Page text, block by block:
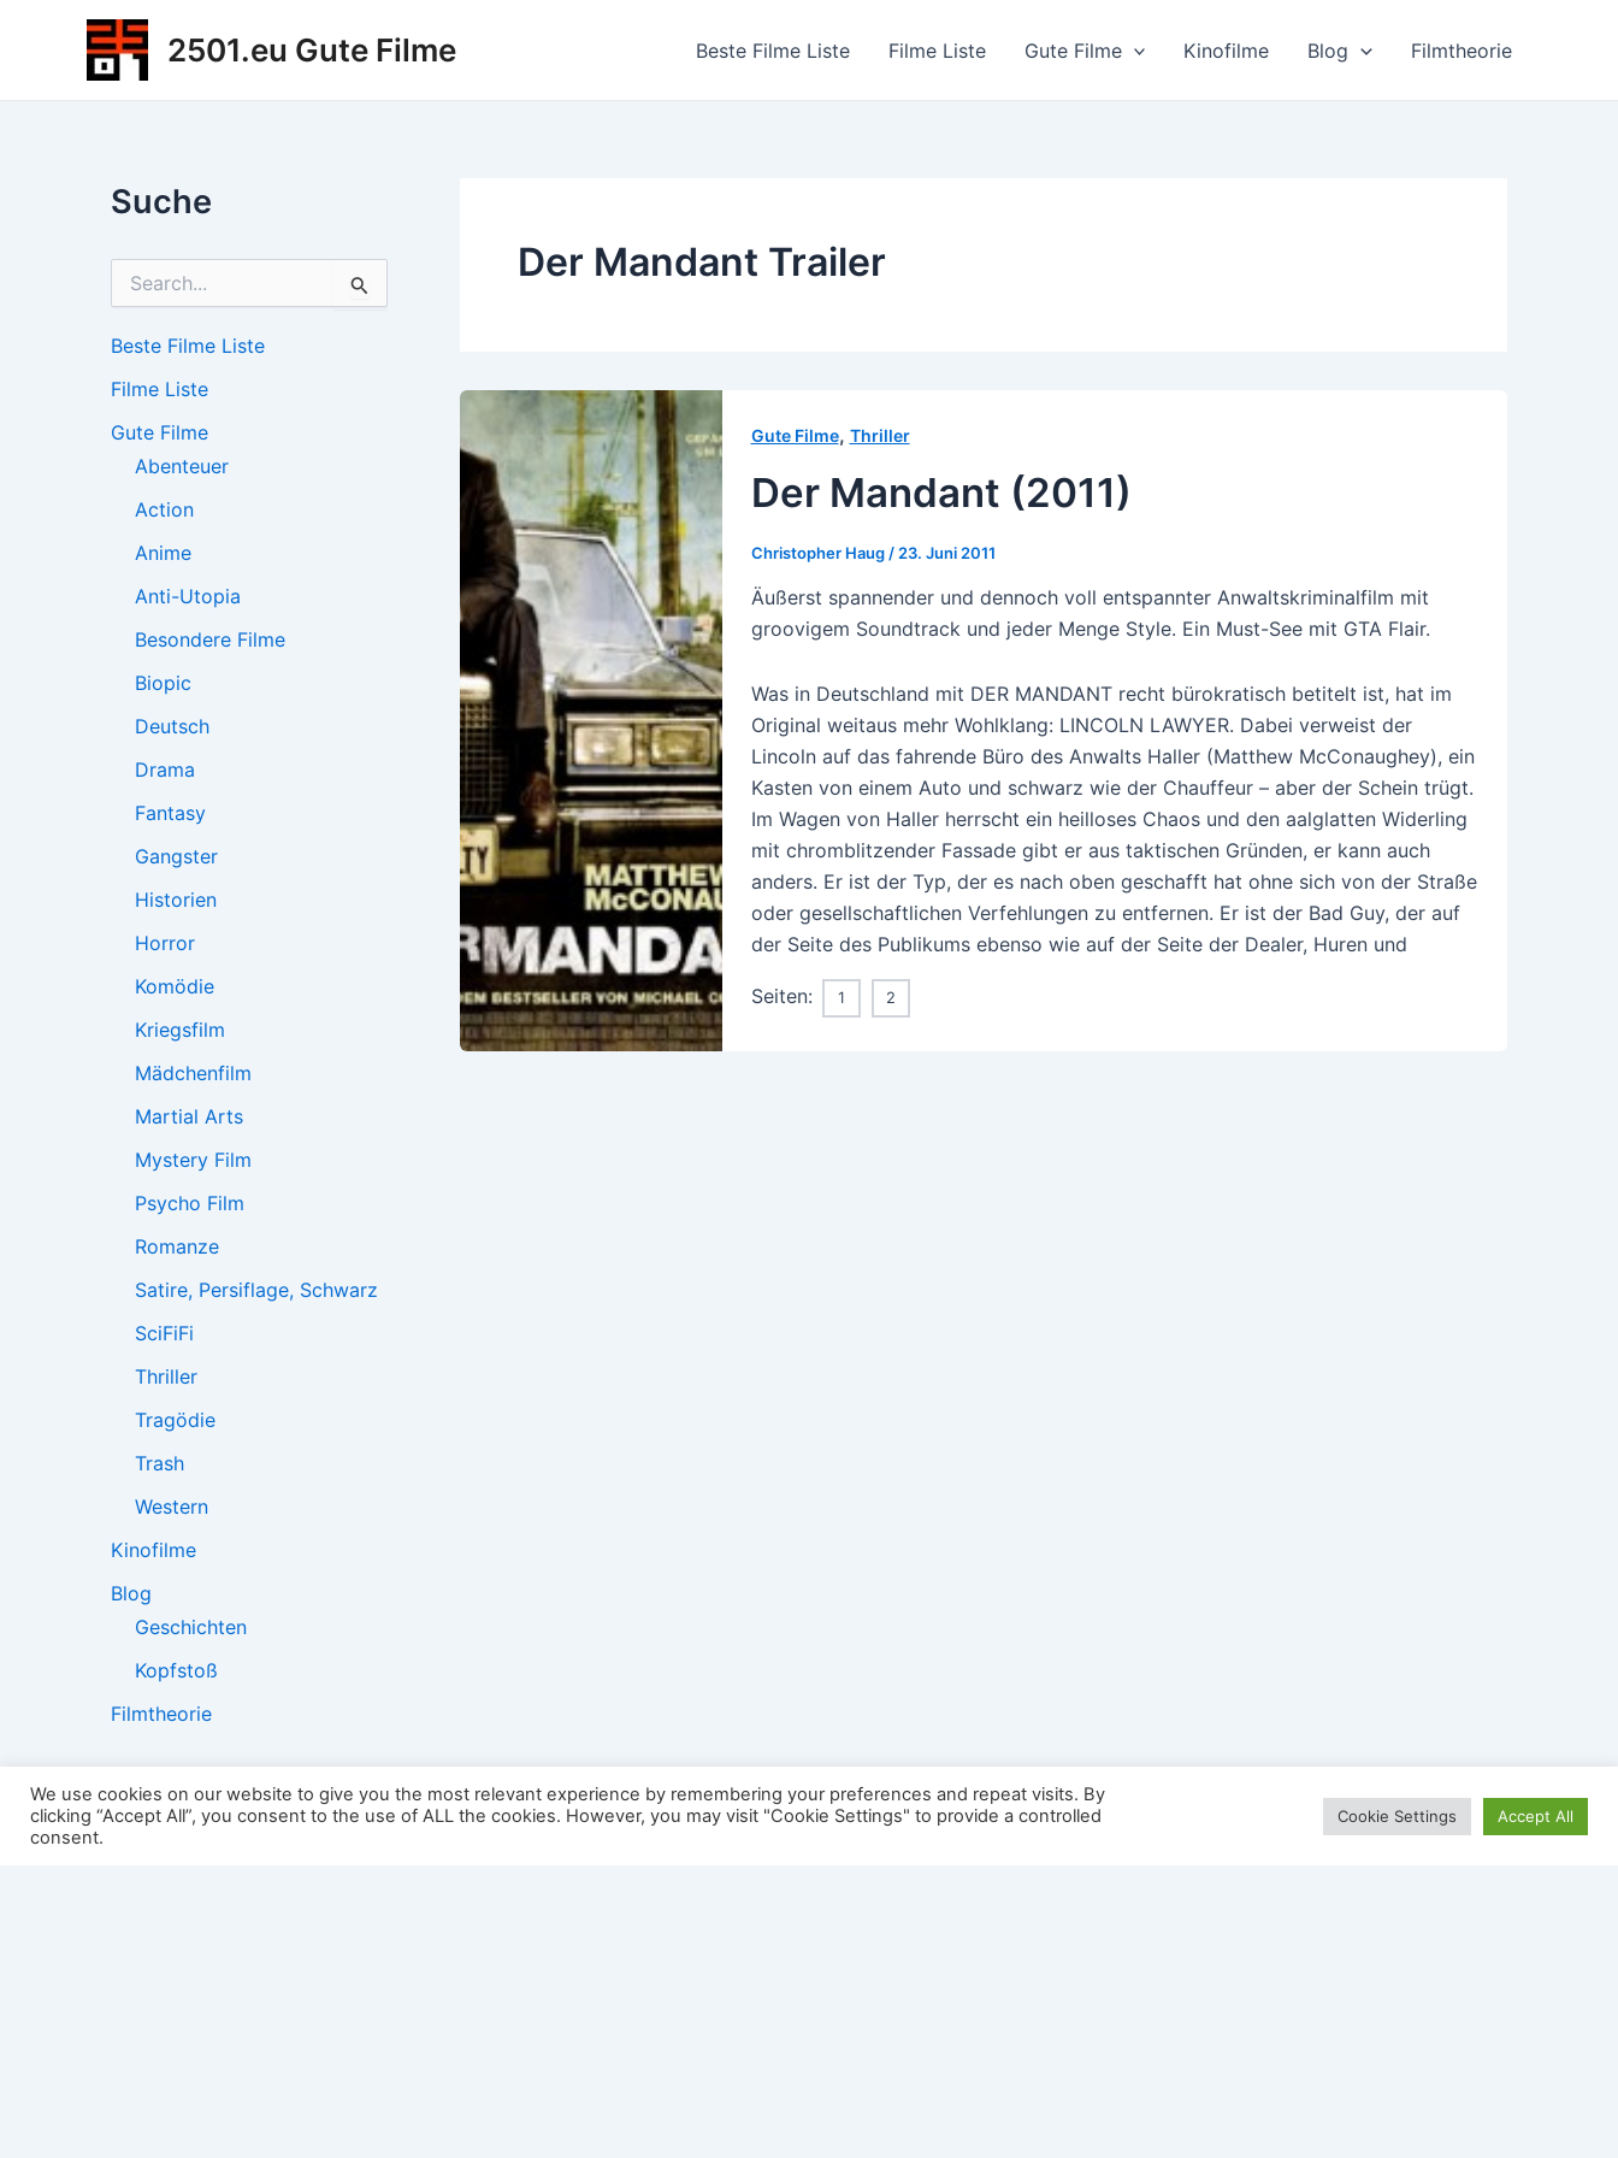
2501.eu Gute Filme Beste Filme Liste Filme Liste Gute Filme Kinofilme Blog Filmtheorie
Suche
h
n
a
Beste Filme Liste
Filme Liste
Gute Filme
Abenteuer
Action
Anime
Anti-Utopia
Besondere Filme
Biopic
Deutsch
Drama
Fantasy
Gangster
Historien
Horror
Komödie
Kriegsfilm
Mädchenfilm
Martial Arts
Mystery Film
Psycho Film
Romanze
Satire, Persiflage, Schwarz
SciFiFi
Thriller
Tragödie
Trash
Western
Kinofilme
Blog
Geschichten
Kopfstoß
Filmtheorie
Der Mandant Trailer
Gute Filme, Thriller
Der Mandant (2011)
Christopher Haug / 23. Juni 2011
Äußerst spannender und dennoch voll entspannter Anwaltskriminalfilm mit
groovigem Soundtrack und jeder Menge Style. Ein Must-See mit GTA Flair.
Was in Deutschland mit DER MANDANT recht bürokratisch betitelt ist, hat im
Original weitaus mehr Wohlklang: LINCOLN LAWYER. Dabei verweist der
Lincoln auf das fahrende Büro des Anwalts Haller (Matthew McConaughey), ein
Kasten von einem Auto und schwarz wie der Chauffeur – aber der Schein trügt.
Im Wagen von Haller herrscht ein heilloses Chaos und den aalglatten Widerling
mit chromblitzender Fassade gibt er aus taktischen Gründen, er kann auch
anders. Er ist der Typ, der es nach oben geschafft hat ohne sich von der Straße
oder gesellschaftlichen Verfehlungen zu entfernen. Er ist der Bad Guy, der auf
der Seite des Publikums ebenso wie auf der Seite der Dealer, Huren und
Seiten: 1 2
2501:
We use cookies on our website to give you the most relevant experience by remembering your preferences and repeat visits. By
clicking “Accept All”, you consent to the use of ALL the cookies. However, you may visit "Cookie Settings" to provide a controlled
consent.
Cookie Settings Accept All